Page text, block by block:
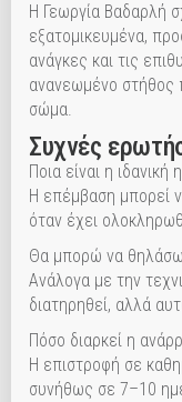
Η Γεωργία Βαδαρλή
εξατομικευμένα,
ανάγκες και τις
ανανεωμένο στήθος
σώμα.
Συχνές
Ποια είναι η ιδανική
Η επέμβαση μπορεί
όταν έχει
Θα μπορώ να
Ανάλογα με την
διατηρηθεί, αλλά
Πόσο διαρκεί η
Η επιστροφή σε
συνήθως σε 7–10